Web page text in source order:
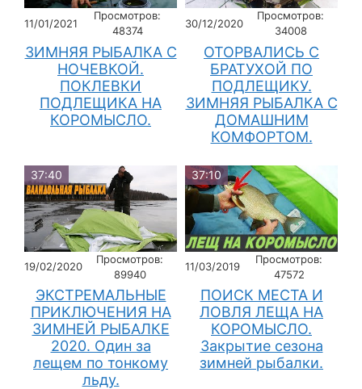
11/01/2021
Просмотров:
48374
ЗИМНЯЯ РЫБАЛКА С
НОЧЕВКОЙ.
ПОКЛЕВКИ
ПОДЛЕЩИКА НА
КОРОМЫСЛО.
30/12/2020
Просмотров:
34008
ОТОРВАЛИСЬ С
БРАТУХОЙ ПО
ПОДЛЕЩИКУ.
ЗИМНЯЯ РЫБАЛКА С
ДОМАШНИМ
КОМФОРТОМ.
37:40
19/02/2020
Просмотров:
89940
ЭКСТРЕМАЛЬНЫЕ
ПРИКЛЮЧЕНИЯ НА
ЗИМНЕЙ РЫБАЛКЕ
2020. Один за
лещем по тонкому
льду.
37:10
11/03/2019
Просмотров:
47572
ПОИСК МЕСТА И
ЛОВЛЯ ЛЕЩА НА
КОРОМЫСЛО.
Закрытие сезона
зимней рыбалки.